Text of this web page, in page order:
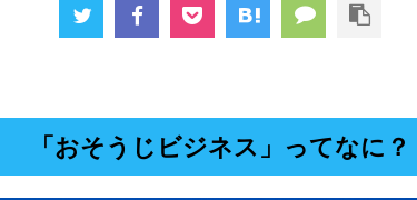
「おそうじビジネス」ってなに？